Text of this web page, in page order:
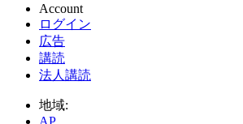
Account
ログイン
広告
講読
法人講読
地域:
AP